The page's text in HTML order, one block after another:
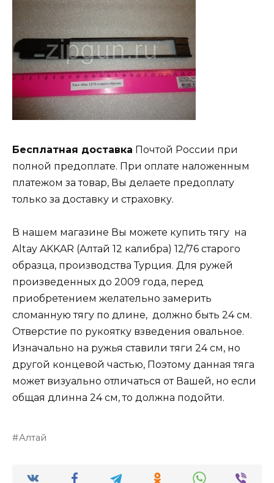
Бесплатная доставка Почтой России при
полной предоплате. При оплате наложенным
платежом за товар, Вы делаете предоплату
только за доставку и страховку.
В нашем магазине Вы можете купить тягу на
Altay AKKAR (Алтай 12 калибра) 12/76 старого
образца, производства Турция. Для ружей
произведенных до 2009 года, перед
приобретением желательно замерить
сломанную тягу по длине, должно быть 24 см.
Отверстие по рукоятку взведения овальное.
Изначально на ружья ставили тяги 24 см, но
другой концевой частью, Поэтому данная тяга
может визуально отличаться от Вашей, но если
общая длинна 24 см, то должна подойти.
Алтай